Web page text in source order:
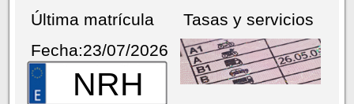
Última matrícula
Fecha:23/07/2026
NRH
Tasas y servicios